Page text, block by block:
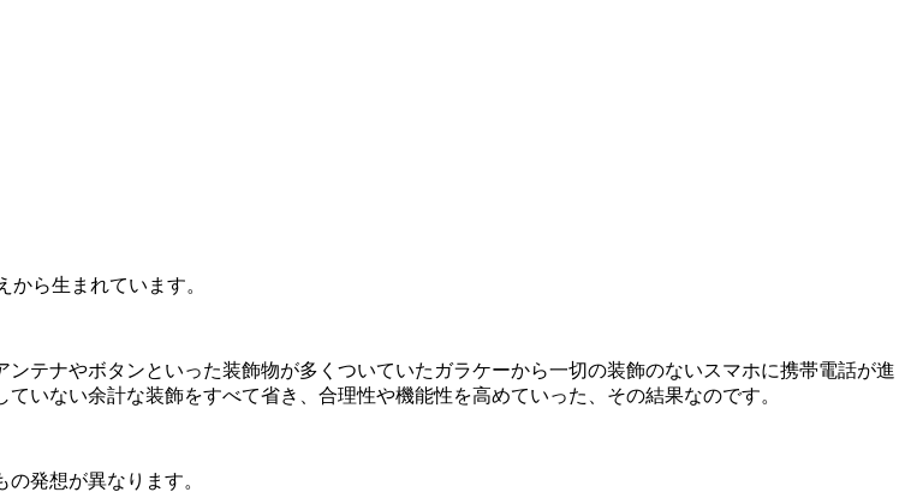
ら生まれています。
テナやボタンといった装飾物が多くついていたガラケーから一切の装飾のないスマホに携帯電話が進
いない余計な装飾をすべて省き、合理性や機能性を高めていった、その結果なのです。
発想が異なります。